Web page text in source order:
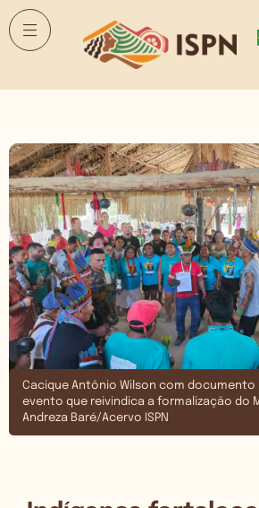
Cacique Antônio Wilson com
evento que reivindica a formalização do
Andreza Baré/Acervo ISPN